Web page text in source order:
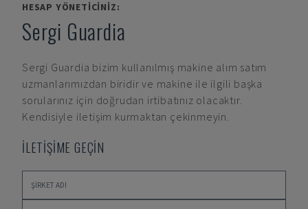
HESAP YÖNETICINIZ:
Sergi Guardia
Sergi Guardia bizim kullanılmış makine alım satım
uzmanlarımızdan biridir ve makine ile ilgili başka
sorularınız için doğrudan irtibatınız olacaktır.
Kendisiyle iletişim kurmaktan çekinmeyin.
İLETİŞİME GEÇİN